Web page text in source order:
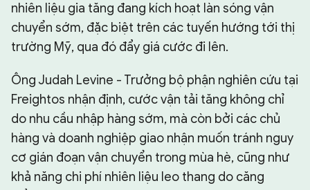
nhiên liệu gia tăng đang kích hoạt làn sóng vận
chuyển sớm, đặc biệt trên các tuyến hướng tới thị
trường Mỹ, qua đó đẩy giá cước đi lên.
Ông Judah Levine - Trưởng bộ phận nghiên cứu tại
Freightos nhận định, cước vận tải tăng không chỉ
do nhu cầu nhập hàng sớm, mà còn bởi các chủ
hàng và doanh nghiệp giao nhận muốn tránh nguy
cơ gián đoạn vận chuyển trong mùa hè, cũng như
khả năng chi phí nhiên liệu leo thang do căng